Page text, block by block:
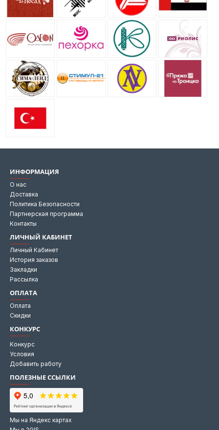
ИНФОРМАЦИЯ
О нас
Доставка
Политика Безопасности
Партнерская программа
Контакты
ЛИЧНЫЙ КАБИНЕТ
Личный Кабинет
История заказов
Закладки
Рассылка
ОПЛАТА
Оплата
Скидки
КОНКУРС
Конкурс
Условия
Добавить работу
ПОЛЕЗНЫЕ ССЫЛКИ
Мы на Яндекс картах